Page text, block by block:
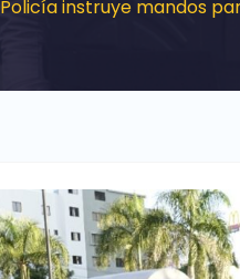
instruye mandos